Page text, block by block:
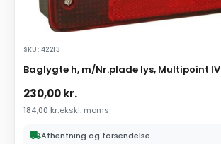
SKU: 42213
Baglygte h, m/Nr.plade lys, Multipoint IV
230,00kr.
184,00 kr.ekskl. moms
Afhentning og forsendelse